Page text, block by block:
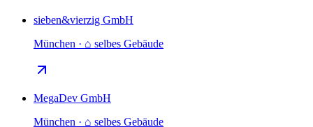
sieben&vierzig GmbH
München · ⌂ selbes Gebäude
MegaDev GmbH
München · ⌂ selbes Gebäude